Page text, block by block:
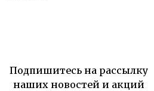
Подпишитесь на рассылку
наших новостей и акций